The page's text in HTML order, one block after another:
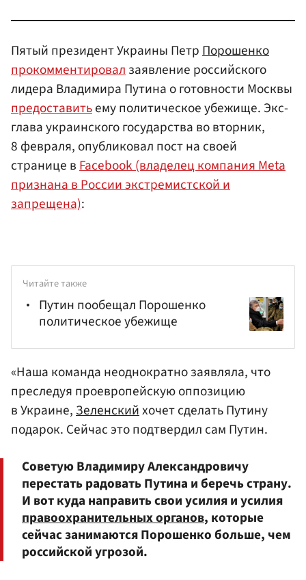
Пятый президент Украины Петр Порошенко
прокомментировал заявление российского
лидера Владимира Путина о готовности Москвы
предоставитьему политическое убежище. Экс-
глава украинского государства во вторник,
8 февраля, опубликовал пост на своей
странице в Facebook (владелец компания Meta
признана в России экстремистской и
запрещена):
Читайте также
Путин пообещал Порошенко
политическое убежище
«Наша команда неоднократно заявляла, что
преследуя проевропейскую оппозицию
в Украине,Зеленскийхочет сделать Путину
подарок. Сейчас это подтвердил сам Путин.
Советую Владимиру Александровичу
перестать радовать Путина и беречь страну.
И вот куда направить свои усилия и усилия
правоохранительных органов, которые
сейчас занимаются Порошенко больше, чем
российской угрозой.